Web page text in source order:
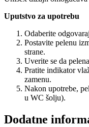
Uputstvo za upotrebu
Odaberite
Postavite pelenu
strane.
Uverite se da
Pratite indikator
zamenu.
Nakon upotrebe,
u WC šolju).
Dodatne